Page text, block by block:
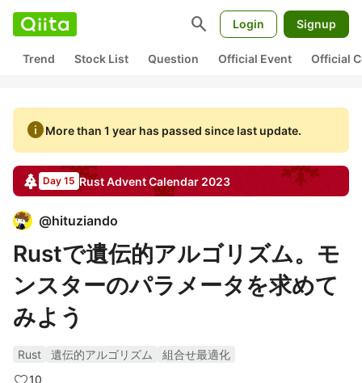
search Login Signup
Trend Stock List Question Official Event Official
infoMore than 1 year has passed since last update.
Day 15 RustAdvent Calendar 2023
@hituziando
Rustで遺伝的アルゴリズム。モ
ンスターのパラメータを求めて
みよう
Rust 遺伝的アルゴリズム
組合せ最適化
10